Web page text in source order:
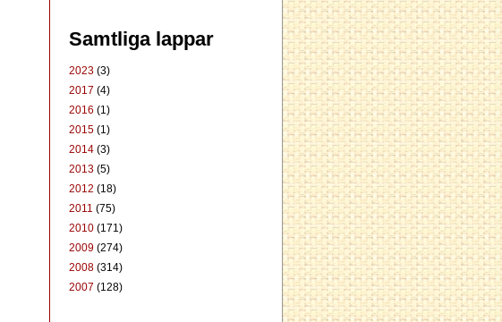
Samtliga lappar
2023 (3)
2017 (4)
2016 (1)
2015 (1)
2014 (3)
2013 (5)
2012 (18)
2011 (75)
2010 (171)
2009 (274)
2008 (314)
2007 (128)